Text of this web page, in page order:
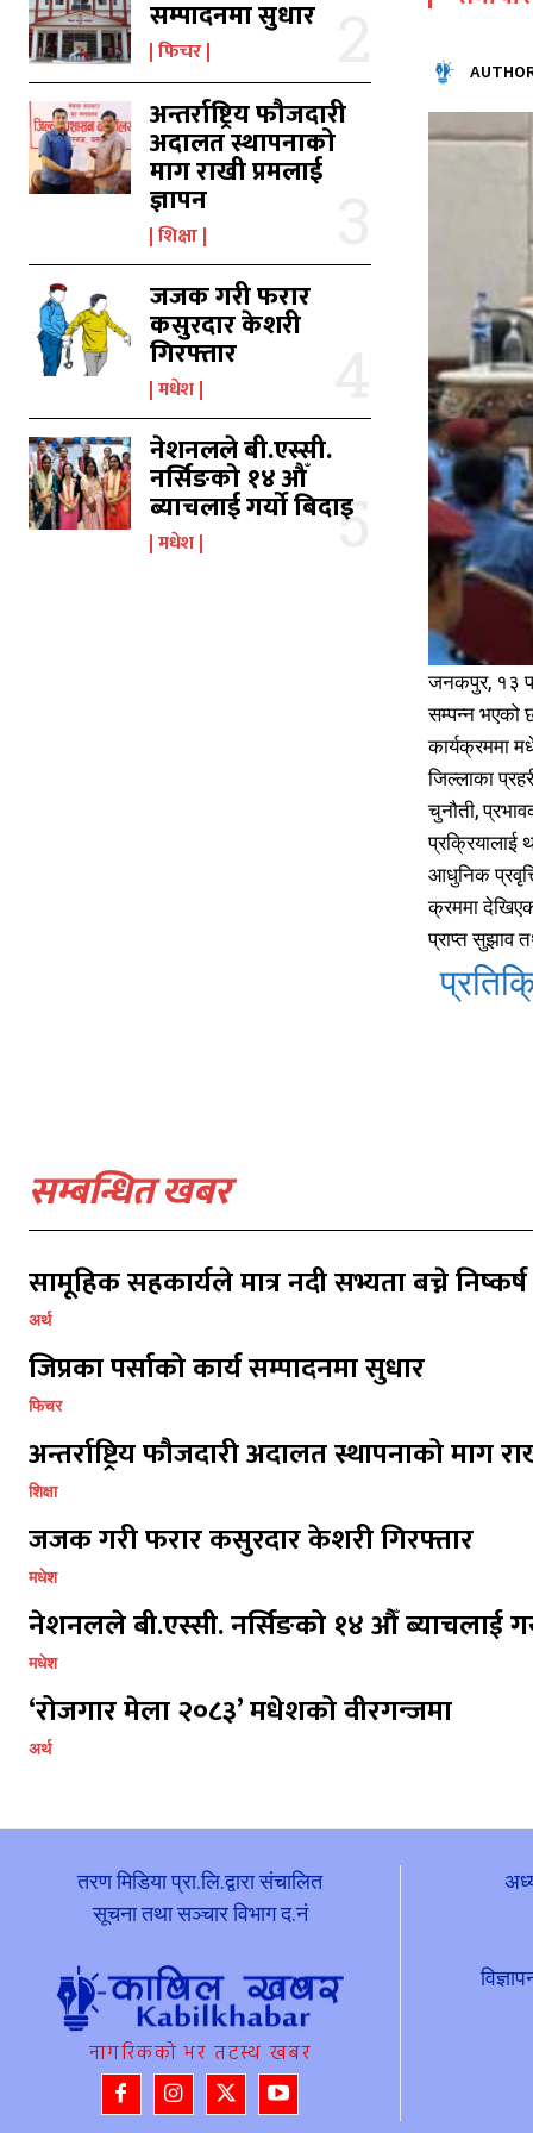
सम्पादनमा सुधार
फिचर
अन्तर्राष्ट्रिय फौजदारी
अदालत स्थापनाको
माग राखी प्रमलाई
ज्ञापन
शिक्षा
जजक गरी फरार
कसुरदार केशरी
गिरफ्तार
मधेश
नेशनलले बी.एस्सी.
नर्सिङको १४ औँ
ब्याचलाई गर्यो बिदाइ
मधेश
जनकपुर, १३
सम्पन्न भएको
कार्यक्रममा
जिल्लाका
चुनौती,
प्रक्रियालाई
आधुनिक
क्रममा
प्राप्त सुझाव
सम्बन्धित खबर
सामूहिक सहकार्यले मात्र नदी सभ्यता बच्ने निष्कर्ष
अर्थ
जिप्रका पर्साको कार्य सम्पादनमा सुधार
फिचर
अन्तर्राष्ट्रिय फौजदारी अदालत स्थापनाको माग
शिक्षा
जजक गरी फरार कसुरदार केशरी गिरफ्तार
मधेश
नेशनलले बी.एस्सी. नर्सिङको १४ औँ ब्याचलाई
मधेश
‘रोजगार मेला २०८३’ मधेशको वीरगन्जमा
अर्थ
तरण मिडिया प्रा.लि.द्वारा संचालित
सूचना तथा सञ्चार विभाग द.नं
नागरिकको भर तटस्थ खबर